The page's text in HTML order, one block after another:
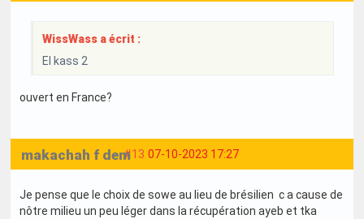
WissWass a écrit :
El kass 2
ouvert en France?
#13 07-10-2023 17:27
makachah f dem
Je pense que le choix de sowe au lieu de brésilien c a cause de
nôtre milieu un peu léger dans la récupération ayeb et tka